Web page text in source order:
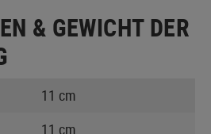
& GEWICHT DER
11 cm
11 cm